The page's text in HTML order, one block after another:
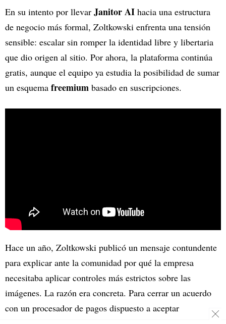
En su intento por llevar Janitor AI hacia una estructura
de negocio más formal, Zoltkowski enfrenta una tensión
sensible: escalar sin romper la identidad libre y libertaria
que dio origen al sitio. Por ahora, la plataforma continúa
gratis, aunque el equipo ya estudia la posibilidad de sumar
un esquema freemium basado en suscripciones.
Hace un año, Zoltkowski publicó un mensaje contundente
para explicar ante la comunidad por qué la empresa
necesitaba aplicar controles más estrictos sobre las
imágenes. La razón era concreta. Para cerrar un acuerdo
con un procesador de pagos dispuesto a aceptar